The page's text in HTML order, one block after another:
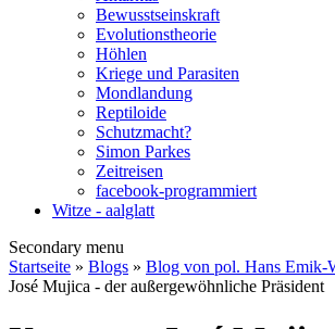
Bewusstseinskraft
Evolutionstheorie
Höhlen
Kriege und Parasiten
Mondlandung
Reptiloide
Schutzmacht?
Simon Parkes
Zeitreisen
facebook-programmiert
Witze - aalglatt
Secondary menu
Startseite » Blogs » Blog von pol. Hans Emik-
José Mujica - der außergewöhnliche Präsident